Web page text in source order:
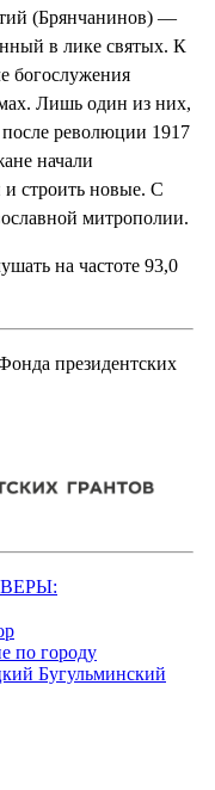
(Брянчанинов) —
в лике святых. К
богослужения
Лишь один из них,
революции 1917
начали
и строить новые. С
митрополии.
на частоте 93,0
президентских
ВЕРЫ:
по городу
Бугульминский